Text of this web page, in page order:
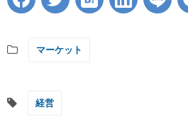
マーケット
経営